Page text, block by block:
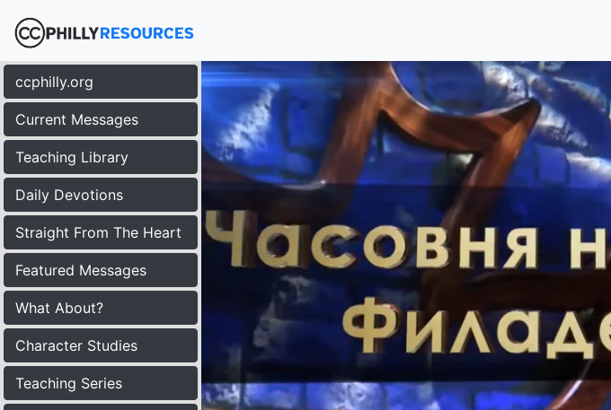
ccphilly.org
Current Messages
Teaching Library
Daily Devotions
Straight From The Heart
Featured Messages
What About?
Character Studies
Teaching Series